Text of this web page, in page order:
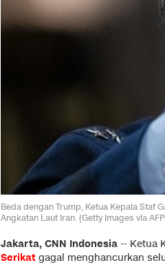
Beda dengan Trump, Ketua Kepala Staf
Angkatan Laut Iran. (Getty Images via
Jakarta, CNN Indonesia -- Ketua
Serikat gagal menghancurkan